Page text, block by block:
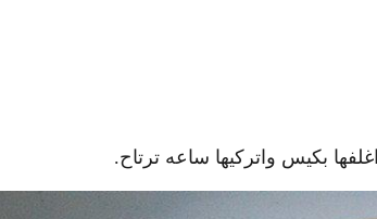
بكيس واتركيها ساعه ترتاح.